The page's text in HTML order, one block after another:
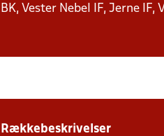
BK, Vester Nebel IF, Jerne
Rækkebeskrivelser